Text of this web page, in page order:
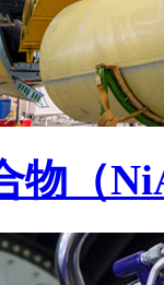
物（